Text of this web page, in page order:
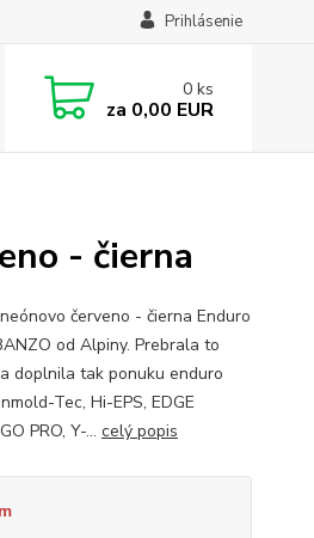
Prihlásenie
0 ks
za 0,00 EUR
- čierna
červeno - čierna Enduro
od Alpiny. Prebrala to
doplnila tak ponuku enduro
Tec, Hi-EPS, EDGE
PRO, Y-... celý popis